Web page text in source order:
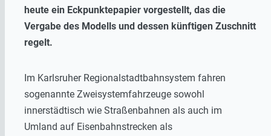
heute ein Eckpunktepapier vorgestellt, das die
Vergabe des Modells und dessen künftigen Zuschnitt
regelt.
Im Karlsruher Regionalstadtbahnsystem fahren
sogenannte Zweisystemfahrzeuge sowohl
innerstädtisch wie Straßenbahnen als auch im
Umland auf Eisenbahnstrecken als